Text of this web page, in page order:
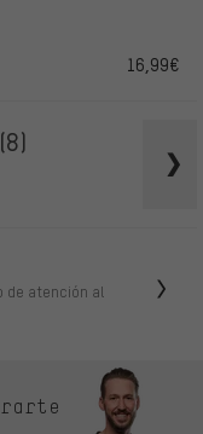
16,99€
(8)
de atención al